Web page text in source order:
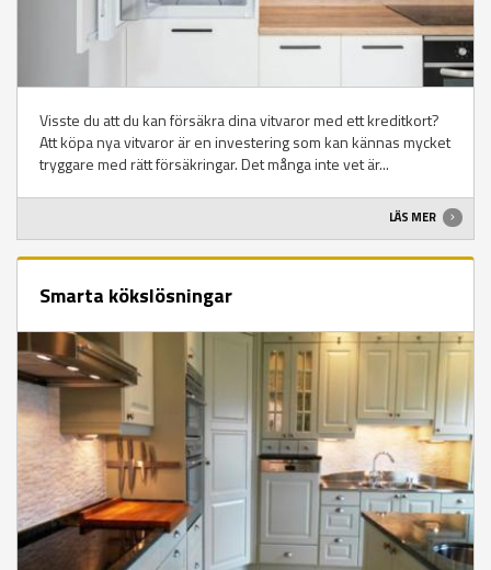
Visste du att du kan försäkra dina vitvaror med ett kreditkort?
Att köpa nya vitvaror är en investering som kan kännas mycket
tryggare med rätt försäkringar. Det många inte vet är...
LÄS MER
Smarta kökslösningar